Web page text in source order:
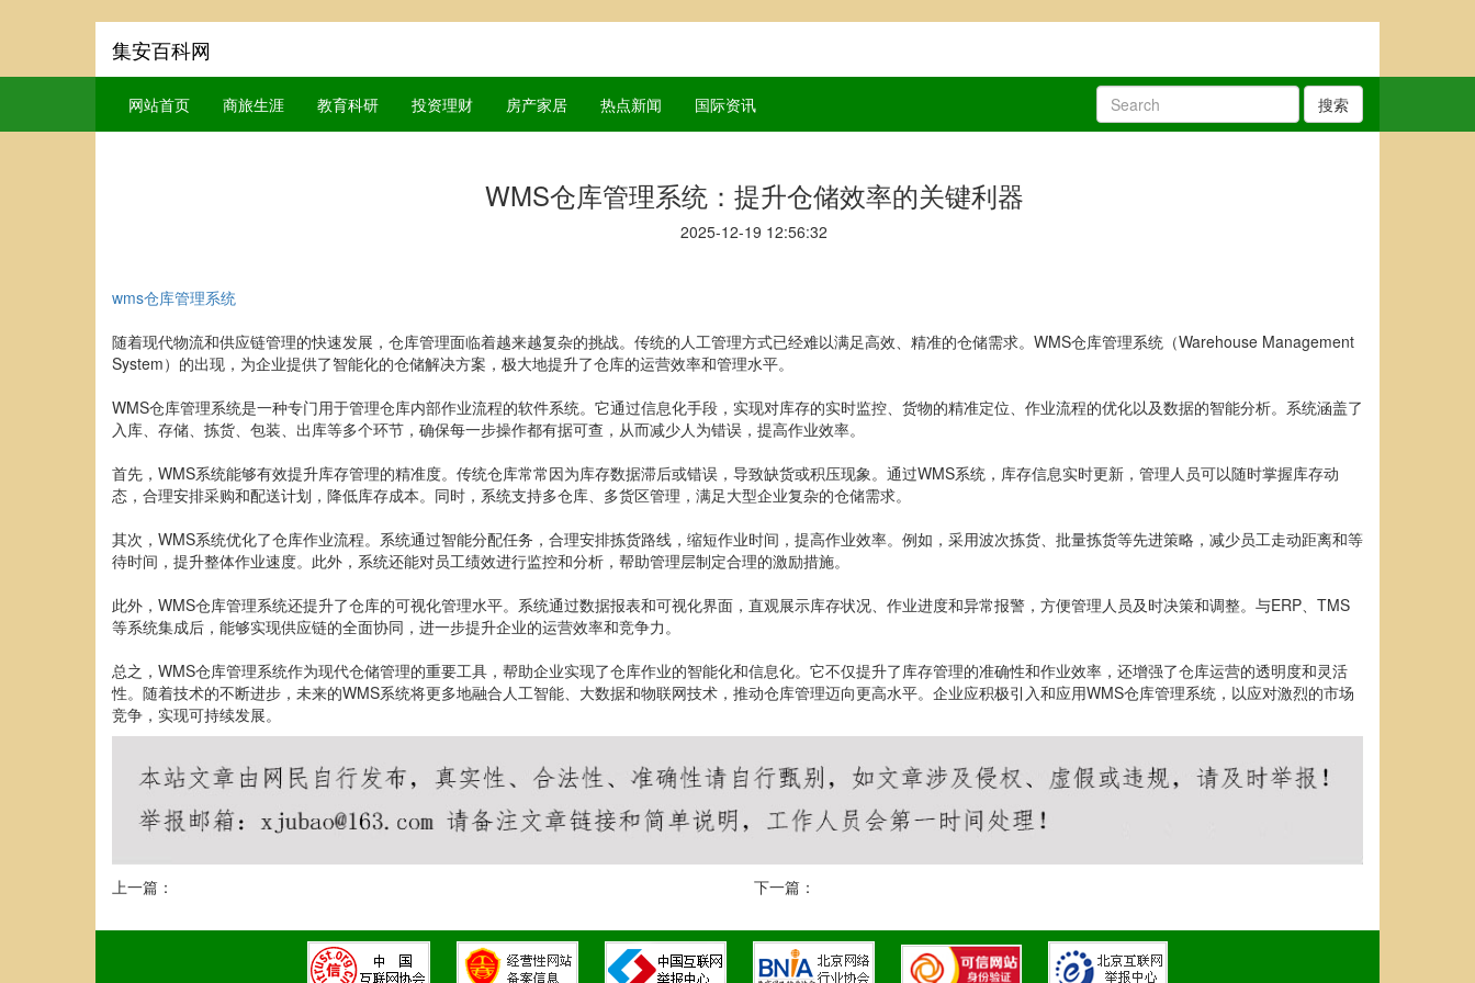
集安百科网
网站首页 商旅生涯 教育科研 投资理财 房产家居 热点新闻 国际资讯 搜索
WMS仓库管理系统：提升仓储效率的关键利器
2025-12-19 12:56:32
wms仓库管理系统
随着现代物流和供应链管理的快速发展，仓库管理面临着越来越复杂的挑战。传统的人工管理方式已经难以满足高效、精准的仓储需求。WMS仓库管理系统（Warehouse Management
System）的出现，为企业提供了智能化的仓储解决方案，极大地提升了仓库的运营效率和管理水平。
WMS仓库管理系统是一种专门用于管理仓库内部作业流程的软件系统。它通过信息化手段，实现对库存的实时监控、货物的精准定位、作业流程的优化以及数据的智能分析。系统涵盖了
入库、存储、拣货、包装、出库等多个环节，确保每一步操作都有据可查，从而减少人为错误，提高作业效率。
首先，WMS系统能够有效提升库存管理的精准度。传统仓库常常因为库存数据滞后或错误，导致缺货或积压现象。通过WMS系统，库存信息实时更新，管理人员可以随时掌握库存动
态，合理安排采购和配送计划，降低库存成本。同时，系统支持多仓库、多货区管理，满足大型企业复杂的仓储需求。
其次，WMS系统优化了仓库作业流程。系统通过智能分配任务，合理安排拣货路线，缩短作业时间，提高作业效率。例如，采用波次拣货、批量拣货等先进策略，减少员工走动距离和等
待时间，提升整体作业速度。此外，系统还能对员工绩效进行监控和分析，帮助管理层制定合理的激励措施。
此外，WMS仓库管理系统还提升了仓库的可视化管理水平。系统通过数据报表和可视化界面，直观展示库存状况、作业进度和异常报警，方便管理人员及时决策和调整。与ERP、TMS
等系统集成后，能够实现供应链的全面协同，进一步提升企业的运营效率和竞争力。
总之，WMS仓库管理系统作为现代仓储管理的重要工具，帮助企业实现了仓库作业的智能化和信息化。它不仅提升了库存管理的准确性和作业效率，还增强了仓库运营的透明度和灵活
性。随着技术的不断进步，未来的WMS系统将更多地融合人工智能、大数据和物联网技术，推动仓库管理迈向更高水平。企业应积极引入和应用WMS仓库管理系统，以应对激烈的市场
竞争，实现可持续发展。
上一篇： 下一篇：